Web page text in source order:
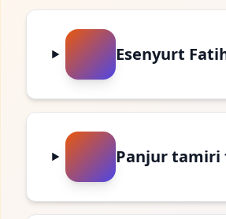
Esenyurt
Panjur tamiri